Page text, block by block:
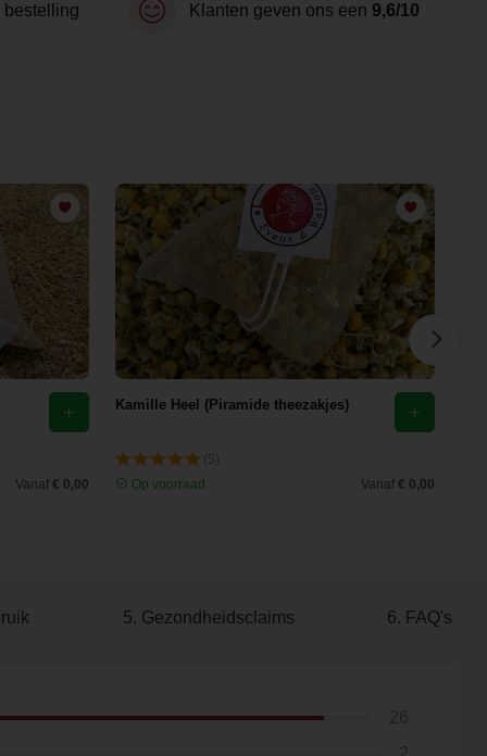
bestelling Klanten geven ons een 9,6/10
Vanaf € 0,00
Kamille Heel (Piramide theezakjes)
Op voorraad
Vanaf € 0,00
5. Gezondheidsclaims 6. FAQ's